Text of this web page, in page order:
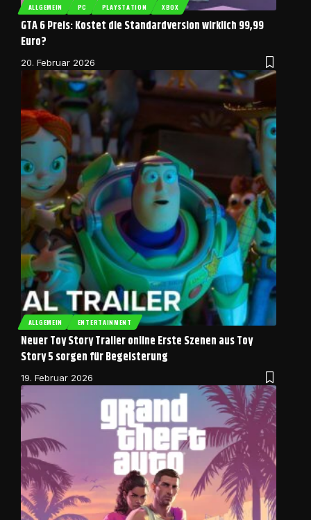
ALLGEMEIN PC PLAYSTATION XBOX
GTA 6 Preis: Kostet die Standardversion wirklich 99,99
Euro?
20. Februar 2026
ALLGEMEIN ENTERTAINMENT
Neuer Toy Story Trailer online Erste Szenen aus Toy
Story 5 sorgen für Begeisterung
19. Februar 2026